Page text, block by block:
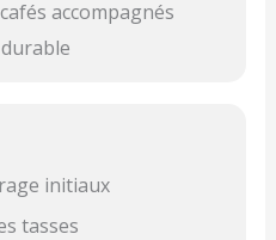
accompagnés
initiaux
tasses